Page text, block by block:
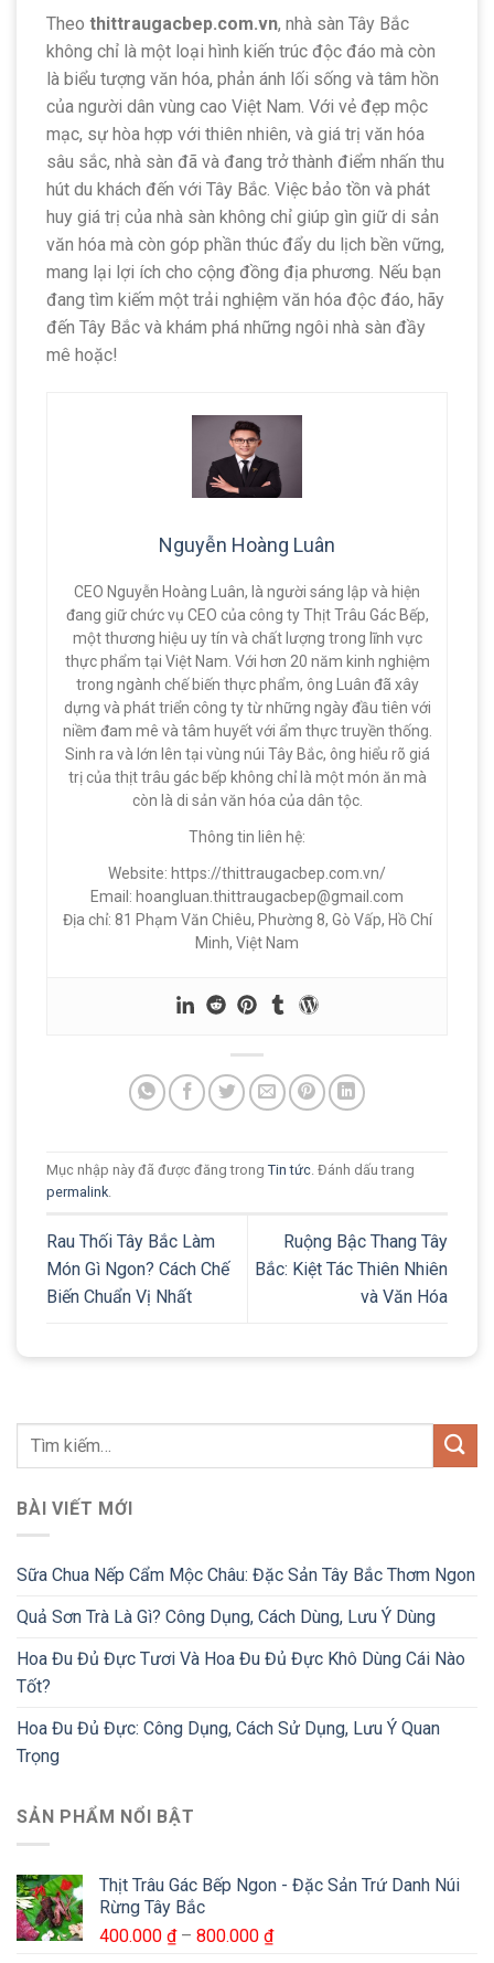
Theo thittraugacbep.com.vn, nhà sàn Tây Bắc
không chỉ là một loại hình kiến trúc độc đáo mà còn
là biểu tượng văn hóa, phản ánh lối sống và tâm hồn
của người dân vùng cao Việt Nam. Với vẻ đẹp mộc
mạc, sự hòa hợp với thiên nhiên, và giá trị văn hóa
sâu sắc, nhà sàn đã và đang trở thành điểm nhấn thu
hút du khách đến với Tây Bắc. Việc bảo tồn và phát
huy giá trị của nhà sàn không chỉ giúp gìn giữ di sản
văn hóa mà còn góp phần thúc đẩy du lịch bền vững,
mang lại lợi ích cho cộng đồng địa phương. Nếu bạn
đang tìm kiếm một trải nghiệm văn hóa độc đáo, hãy
đến Tây Bắc và khám phá những ngôi nhà sàn đầy
mê hoặc!
Nguyễn Hoàng Luân
CEO Nguyễn Hoàng Luân, là người sáng lập và hiện
đang giữ chức vụ CEO của công ty Thịt Trâu Gác Bếp,
một thương hiệu uy tín và chất lượng trong lĩnh vực
thực phẩm tại Việt Nam. Với hơn 20 năm kinh nghiệm
trong ngành chế biến thực phẩm, ông Luân đã xây
dựng và phát triển công ty từ những ngày đầu tiên với
niềm đam mê và tâm huyết với ẩm thực truyền thống.
Sinh ra và lớn lên tại vùng núi Tây Bắc, ông hiểu rõ giá
trị của thịt trâu gác bếp không chỉ là một món ăn mà
còn là di sản văn hóa của dân tộc.
Thông tin liên hệ:
Website: https://thittraugacbep.com.vn/
Email: hoangluan.thittraugacbep@gmail.com
Địa chỉ: 81 Phạm Văn Chiêu, Phường 8, Gò Vấp, Hồ Chí
Minh, Việt Nam
Mục nhập này đã được đăng trong Tin tức. Đánh dấu trang
permalink.
Rau Thối Tây Bắc Làm
Món Gì Ngon? Cách Chế
Biến Chuẩn Vị Nhất
Ruộng Bậc Thang Tây
Bắc: Kiệt Tác Thiên Nhiên
và Văn Hóa
BÀI VIẾT MỚI
Sữa Chua Nếp Cẩm Mộc Châu: Đặc Sản Tây Bắc Thơm Ngon
Quả Sơn Trà Là Gì? Công Dụng, Cách Dùng, Lưu Ý Dùng
Hoa Đu Đủ Đực Tươi Và Hoa Đu Đủ Đực Khô Dùng Cái Nào
Tốt?
Hoa Đu Đủ Đực: Công Dụng, Cách Sử Dụng, Lưu Ý Quan
Trọng
SẢN PHẨM NỔI BẬT
Thịt Trâu Gác Bếp Ngon - Đặc Sản Trứ Danh Núi
Rừng Tây Bắc
400.000 ₫ – 800.000 ₫Khoảng